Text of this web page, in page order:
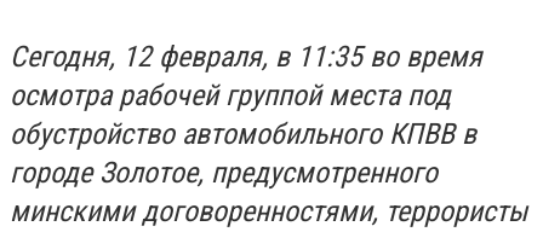
Сегодня, 12 февраля, в 11:35 во время
осмотра рабочей группой места под
обустройство автомобильного КПВВ в
городе Золотое, предусмотренного
минскими договоренностями, террористы